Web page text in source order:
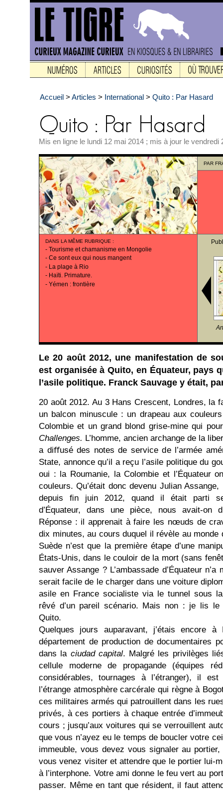
Accueil > Articles > International > Quito : Par Hasard
Mis en ligne le lundi 12 mai 2014 ; mis à jour le vendredi
PAR
DANS LA MÊME RUBRIQUE :
- Tourisme et chamanisme en Mongolie
- Ce sont eux qui nous mangent
- La plage à Rio
- Haïti. Primature.
- Yémen : frontière
Le 20 août 2012, une manifestation de
est organisée à Quito, en Équateur, pays
l’asile politique. Franck Sauvage y était,
20 août 2012. Au 3 Hans Crescent, Londres, la
un balcon minuscule : un drapeau aux
Colombie et un grand blond grise-mine qui
Challenges. L’homme, ancien archange de la
a diﬀusé des notes de service de l’armée
State, annonce qu’il a reçu l’asile politique du
oui : la Roumanie, la Colombie et l’Équateur
couleurs. Qu’était donc devenu Julian
depuis ﬁn juin 2012, quand il était parti
d’Équateur, dans une pièce, nous avait-on
Réponse : il apprenait à faire les nœuds de
dix minutes, au cours duquel il révèle au
Suède n’est que la première étape d’une
États-Unis, dans le cou­loir de la mort (sans
sauver Assange ? L’ambassade d’Équateur
serait facile de le charger dans une voiture
asile en France socialiste via le tunnel sous
rêvé d’un pa­reil scénario. Mais non : je lis
Quito.
Quelques jours auparavant, j’étais encore
département de production de documentaires
dans la ciudad capital. Malgré les privilèges
cellule moderne de propagande (équipes
considérables, tournages à l’étranger), il
l’étrange atmosphère carcérale qui règne à
ces militaires armés qui patrouillent dans les
privés, à ces portiers à chaque entrée
cours ; jusqu’aux voitures qui se verrouillent
que vous n’ayez eu le temps de boucler votre
immeuble, vous devez vous signaler au
vous venez visiter et attendre que le portier lui-
à l’interphone. Votre ami donne le feu vert au
passer. Même en tant que résident, il faut